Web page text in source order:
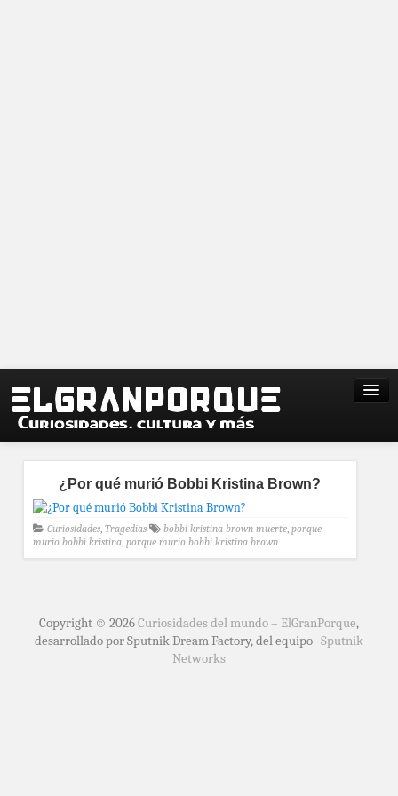
¿Por qué murió Bobbi Kristina Brown?
Curiosidades, Tragedias bobbi kristina brown muerte, porque
murio bobbi kristina, porque murio bobbi kristina brown
Copyright © 2026Curiosidades del mundo – ElGranPorque,
desarrollado por Sputnik Dream Factory, del equipo Sputnik
Networks